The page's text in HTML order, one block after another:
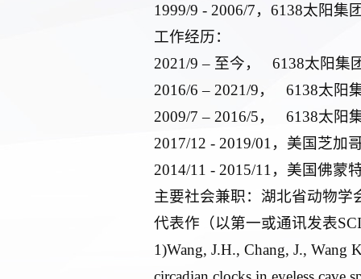
1999/9 - 2006/7，6138太阳集
工作经历：
2021/9 – 至今， 6138太阳集
2016/6 – 2021/9， 6138太阳
2009/7 – 2016/5， 6138太阳
2017/12 - 2019/01，美国芝加
2014/11 - 2015/11，美国佛蒙
主要社会兼职：湖北省动物
代表作（以第一或通讯发表
1)Wang, J.H., Chang, J.,